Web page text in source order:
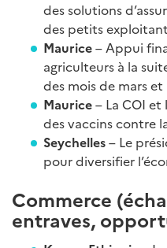
des solutions
des petits
Maurice– Appui
agriculteurs à la
des mois de mars et
Maurice– La COI
des vaccins contre
Seychelles– Le
pour diversifier
Commerce
entraves,